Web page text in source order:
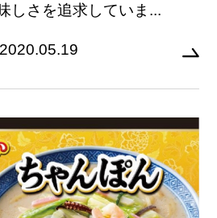
しさを追求していま...
2020.05.19